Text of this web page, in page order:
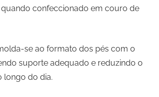
confeccionado em couro de
se ao formato dos pés com o
suporte adequado e reduzindo o
longo do dia.